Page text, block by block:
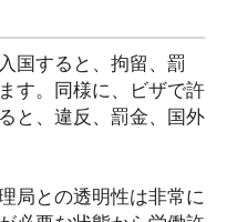
国すると、拘留、罰
す。同様に、ビザで許
と、違反、罰金、国外
局との透明性は非常に